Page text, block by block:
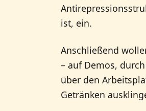
ist, ein.
Anschließend
– auf Demos,
über den
Getränken